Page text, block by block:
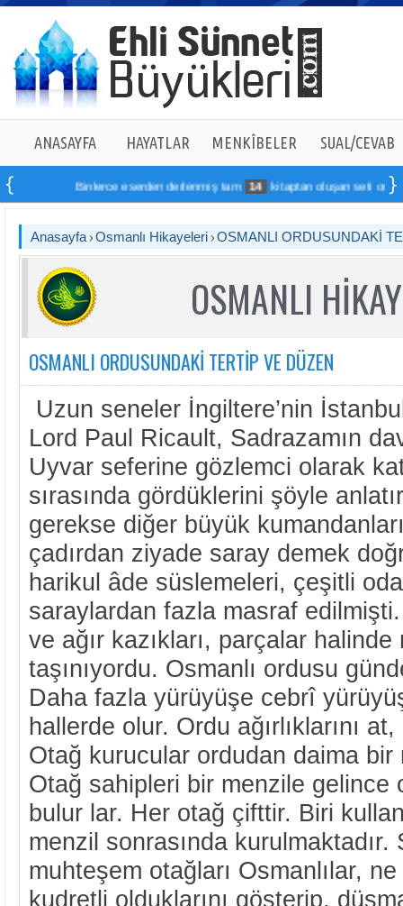
ANASAYFA HAYATLAR MENKÎBELER SUAL/CEVAB
Binlerce eserden derlenmiş tam 14 kitaptan oluşan seti online
Anasayfa Osmanlı Hikayeleri OSMANLI ORDUSUNDAKİ
OSMANLI
OSMANLI ORDUSUNDAKİ TERTİP VE DÜZEN
Uzun seneler İngiltere’nin
Lord Paul Ricault, Sadrazamın
Uyvar seferine gözlemci olarak
sırasında gördüklerini şöyle
gerekse diğer büyük
çadırdan ziyade saray demek
harikul âde süslemeleri, çeşitli
saraylardan fazla masraf
ve ağır kazıkları, parçalar
taşınıyordu. Osmanlı ordusu
Daha fazla yürüyüşe cebrî
hallerde olur. Ordu ağırlıklarını
Otağ kurucular ordudan daima
Otağ sahipleri bir menzile gelince
bulur lar. Her otağ çifttir. Biri
menzil sonrasında kurulmaktadır.
muhteşem otağları Osmanlılar,
kudretli olduklarını gösterip,